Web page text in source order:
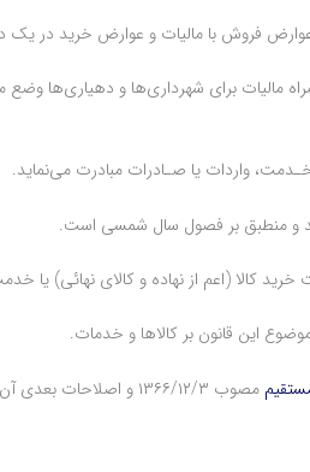
عوارض فروش با مالیات و عوارض خرید در یک
مالیات برای شهرداری‌ها و دهیاری‌ها
واردات یا صـادرات مبادرت می‌نماید.
و منطبق بر فصول سال شمسی است.
خرید کالا (اعم از نهاده و کالای نهائی)
این قانون بر کالاها و خدمات.
مصوب ۱۳۶۶/۱۲/۳ و اصلاحات بعدی آن.